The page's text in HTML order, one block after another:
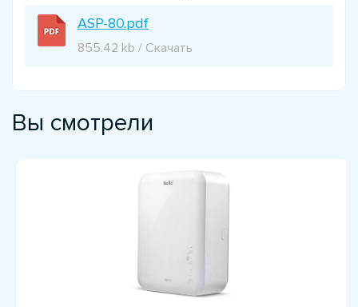
ASP-80.pdf
855.42 kb / Скачать
Вы смотрели